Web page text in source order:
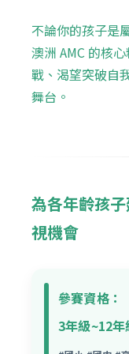
不論你的孩子是
澳洲 AMC 的核
戰、渴望突破自
舞台。
為各年齡孩
視機會
參賽資格：
3年級~12